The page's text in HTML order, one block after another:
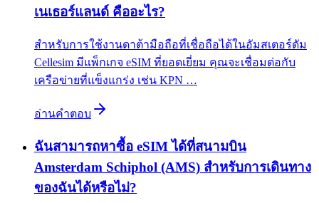
เนเธอร์แลนด์ คืออะไร?
สำหรับการใช้งานดาต้ามือถือที่เชื่อถือได้ในอัมสเตอร์ดัม
Cellesim มีแพ็กเกจ eSIM ที่ยอดเยี่ยม คุณจะเชื่อมต่อกับ
เครือข่ายที่แข็งแกร่ง เช่น KPN …
อ่านคำตอบ
ฉันสามารถหาซื้อ eSIM ได้ที่สนามบิน
Amsterdam Schiphol (AMS) สำหรับการเดินทาง
ของฉันได้หรือไม่?